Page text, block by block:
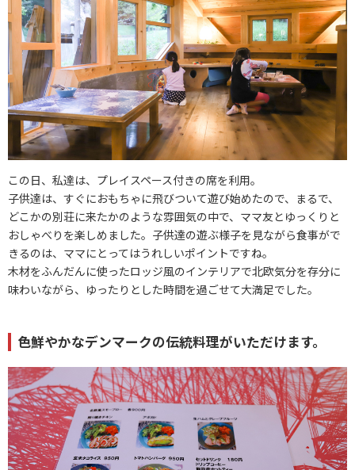
この日、私達は、プレイスペース付きの席を利用。
子供達は、すぐにおもちゃに飛びついて遊び始めたので、まるで、
どこかの別荘に来たかのような雰囲気の中で、ママ友とゆっくりと
おしゃべりを楽しめました。子供達の遊ぶ様子を見ながら食事がで
きるのは、ママにとってはうれしいポイントですね。
木材をふんだんに使ったロッジ風のインテリアで北欧気分を存分に
味わいながら、ゆったりとした時間を過ごせて大満足でした。
色鮮やかなデンマークの伝統料理がいただけます。